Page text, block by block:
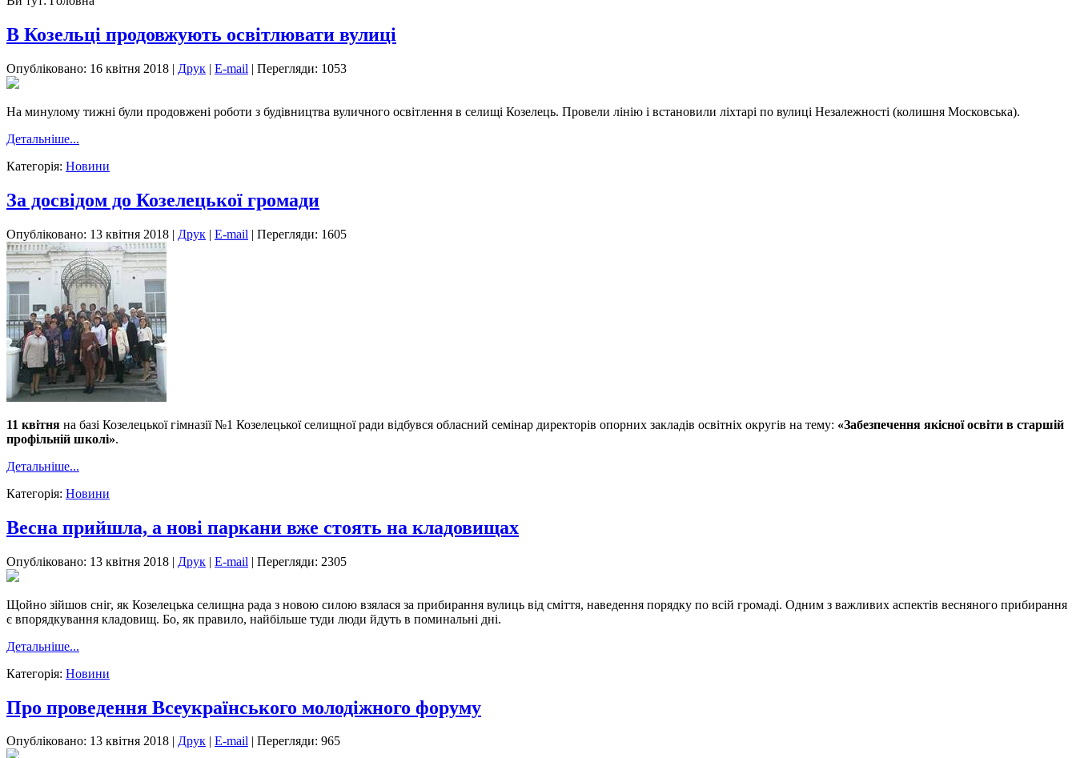
В Козельці продовжують освітлювати вулиці
Опубліковано: 16 квітня 2018 | Друк | E-mail | Перегляди: 1053
На минулому тижні були продовжені роботи з будівництва вуличного освітлення в селищі Козелець. Провели лінію і встановили ліхтарі по вулиці Незалежності (колишня Московська).
Детальніше...
Категорія: Новини
За досвідом до Козелецької громади
Опубліковано: 13 квітня 2018 | Друк | E-mail | Перегляди: 1605
11 квітня на базі Козелецької гімназії №1 Козелецької селищної ради відбувся обласний семінар директорів опорних закладів освітніх округів на тему: «Забезпечення якісної освіти в старшій
профільній школі».
Детальніше...
Категорія: Новини
Весна прийшла, а нові паркани вже стоять на кладовищах
Опубліковано: 13 квітня 2018 | Друк | E-mail | Перегляди: 2305
Щойно зійшов сніг, як Козелецька селищна рада з новою силою взялася за прибирання вулиць від сміття, наведення порядку по всій громаді. Одним з важливих аспектів весняного прибирання
є впорядкування кладовищ. Бо, як правило, найбільше туди люди йдуть в поминальні дні.
Детальніше...
Категорія: Новини
Про проведення Всеукраїнського молодіжного форуму
Опубліковано: 13 квітня 2018 Друк E-mail Перегляди: 965